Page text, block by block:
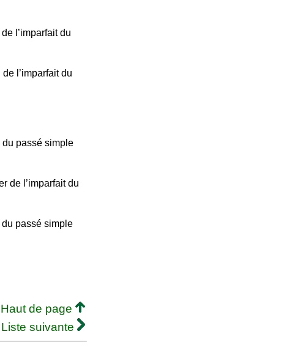
l’imparfait du
l’imparfait du
passé simple
de l’imparfait du
passé simple
Haut de page
Liste suivante